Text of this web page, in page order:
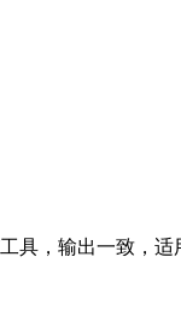
具，输出一致，适